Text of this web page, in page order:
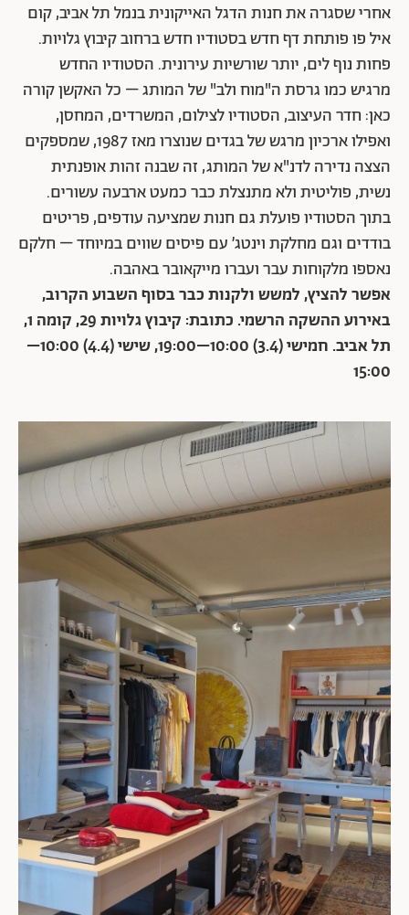
אחרי שסגרה את חנות הדגל האייקונית בנמל תל אביב, קום
איל פו פותחת דף חדש בסטודיו חדש ברחוב קיבוץ גלויות.
פחות נוף לים, יותר שורשיות עירונית. הסטודיו החדש
מרגיש כמו גרסת ה"מוח ולב" של המותג – כל האקשן קורה
כאן: חדר העיצוב, הסטודיו לצילום, המשרדים, המחסן,
ואפילו ארכיון מרגש של בגדים שנוצרו מאז 1987, שמספקים
הצצה נדירה לדנ"א של המותג, זה שבנה זהות אופנתית
נשית, פוליטית ולא מתנצלת כבר כמעט ארבעה עשורים.
בתוך הסטודיו פועלת גם חנות שמציעה עודפים, פריטים
בודדים וגם מחלקת וינטג’ עם פיסים שווים במיוחד – חלקם
נאספו מלקוחות עבר ועברו מייקאובר באהבה.
אפשר להציץ, למשש ולקנות כבר בסוף השבוע הקרוב,
באירוע ההשקה הרשמי. כתובת: קיבוץ גלויות 29, קומה 1,
תל אביב. חמישי (3.4) 10:00–19:00, שישי (4.4) 10:00–
15:00